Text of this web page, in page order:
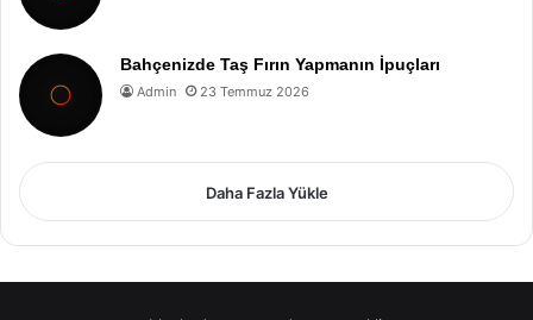
Bahçenizde Taş Fırın Yapmanın İpuçları
Admin 23 Temmuz 2026
Daha Fazla Yükle